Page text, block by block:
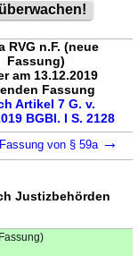
RVG n.F. (neue
Fassung)
am 13.12.2019
Fassung
Artikel 7 G. v.
BGBl. I S. 2128
von § 59a →
Justizbehörden